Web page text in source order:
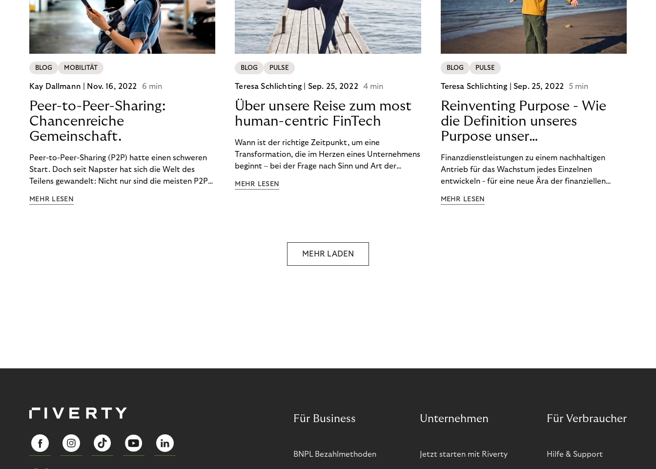
BLOG MOBILITÄT
Kay Dallmann | Nov. 16, 2022 6 min
Peer-to-Peer-Sharing:
Chancenreiche
Gemeinschaft.
Peer-to-Peer-Sharing (P2P) hatte einen schweren
Start. Doch seit Napster hat sich die Welt des
Teilens gewandelt: Nicht nur sind die meisten P2P-
wird, hat sich geändert. Das bietet Unternehmen
MEHR LESEN
BLOG PULSE
Teresa Schlichting | Sep. 25, 2022 4 min
Über unsere Reise zum most
human-centric FinTech
Wann ist der richtige Zeitpunkt, um eine
Transformation, die im Herzen eines Unternehmens
beginnt – bei der Frage nach Sinn und Art der
kommuniziert man ein Ziel, das so ganzheitlich ist,
MEHR LESEN
BLOG PULSE
Teresa Schlichting |Sep. 25, 2022 5 min
Reinventing Purpose - Wie
die Definition unseres
Purpose unser
Transformation beeinflusst
hat!
Finanzdienstleistungen zu einem nachhaltigen
Antrieb für das Wachstum jedes Einzelnen
entwickeln - für eine neue Ära der finanziellen
Startpunkt unserer Transformation. Lesen Sie mehr
MEHR LESEN
MEHR LADEN
Für Business
BNPL Bezahlmethoden
Unternehmen
Jetzt starten mit Riverty
Für Verbraucher
Hilfe & Support